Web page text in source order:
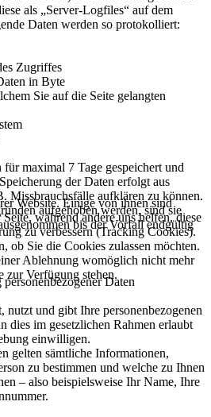
als „Server-Logfiles“ auf dem
Daten werden so protokolliert:
Zugriffes
in Byte
Sie auf die Seite gelangten
maximal 7 Tage gespeichert und
der Daten erfolgt aus
Missbrauchsfälle aufklären zu können.
aufgehoben werden, sind sie
bis der Vorfall endgültig
Daten
nutzt und gibt Ihre personenbezogenen
dies im gesetzlichen Rahmen erlaubt
einwilligen.
gelten sämtliche Informationen,
zu bestimmen und welche zu Ihnen
– also beispielsweise Ihr Name, Ihre
Website. Einige von ihnen sind
während andere uns helfen, diese
zu verbessern (Tracking Cookies).
ob Sie die Cookies zulassen möchten.
Ablehnung womöglich nicht mehr
zur Verfügung stehen.